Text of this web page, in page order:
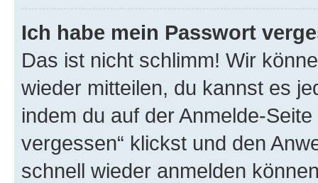
Ich habe mein Passwort
Das ist nicht schlimm! Wir
wieder mitteilen, du kannst es
indem du auf der Anmelde-
vergessen“ klickst und den
schnell wieder anmelden